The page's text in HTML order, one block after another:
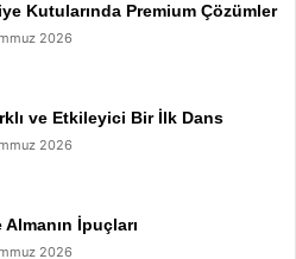
Kutularında Premium Çözümler
2026
ve Etkileyici Bir İlk Dans
2026
İpuçları
2026